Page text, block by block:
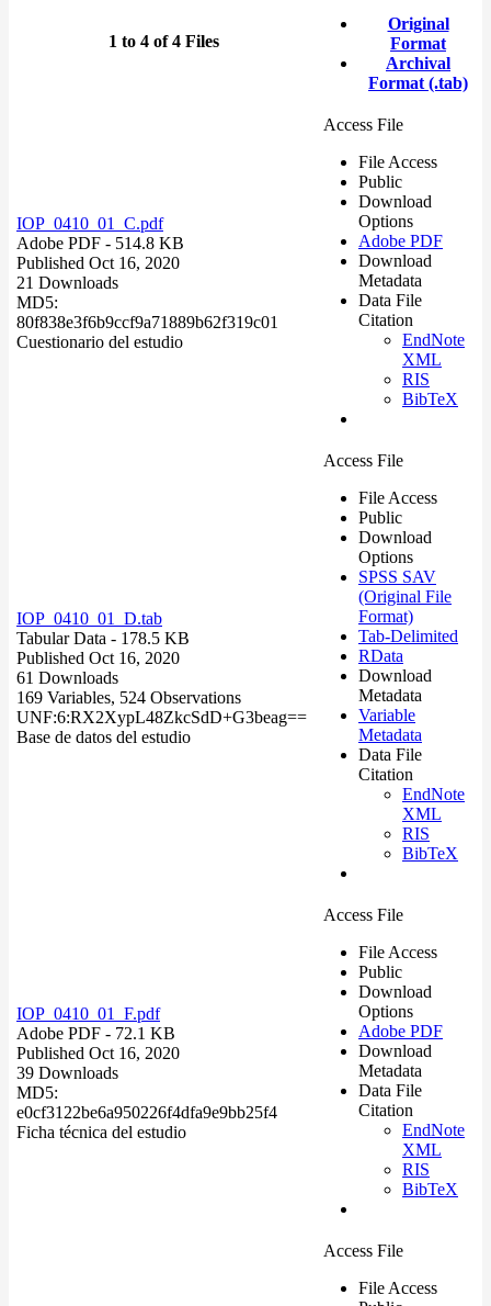
1 to 4 of 4 Files
Original
Format
Archival
Format (.tab)
IOP_0410_01_C.pdf
Adobe PDF - 514.8 KB
Published Oct 16, 2020
21 Downloads
MD5:
80f838e3f6b9ccf9a71889b62f319c01
Cuestionario del estudio
Access File
File Access
Public
Download
Options
Adobe PDF
Download
Metadata
Data File
Citation
EndNote
XML
RIS
BibTeX
IOP_0410_01_D.tab
Tabular Data - 178.5 KB
Published Oct 16, 2020
61 Downloads
169 Variables, 524 Observations
UNF:6:RX2XypL48ZkcSdD+G3beag==
Base de datos del estudio
Access File
File Access
Public
Download
Options
SPSS SAV
(Original File
Format)
Tab-Delimited
RData
Download
Metadata
Variable
Metadata
Data File
Citation
EndNote
XML
RIS
BibTeX
IOP_0410_01_F.pdf
Adobe PDF - 72.1 KB
Published Oct 16, 2020
39 Downloads
MD5:
e0cf3122be6a950226f4dfa9e9bb25f4
Ficha técnica del estudio
Access File
File Access
Public
Download
Options
Adobe PDF
Download
Metadata
Data File
Citation
EndNote
XML
RIS
BibTeX
Access File
File Access